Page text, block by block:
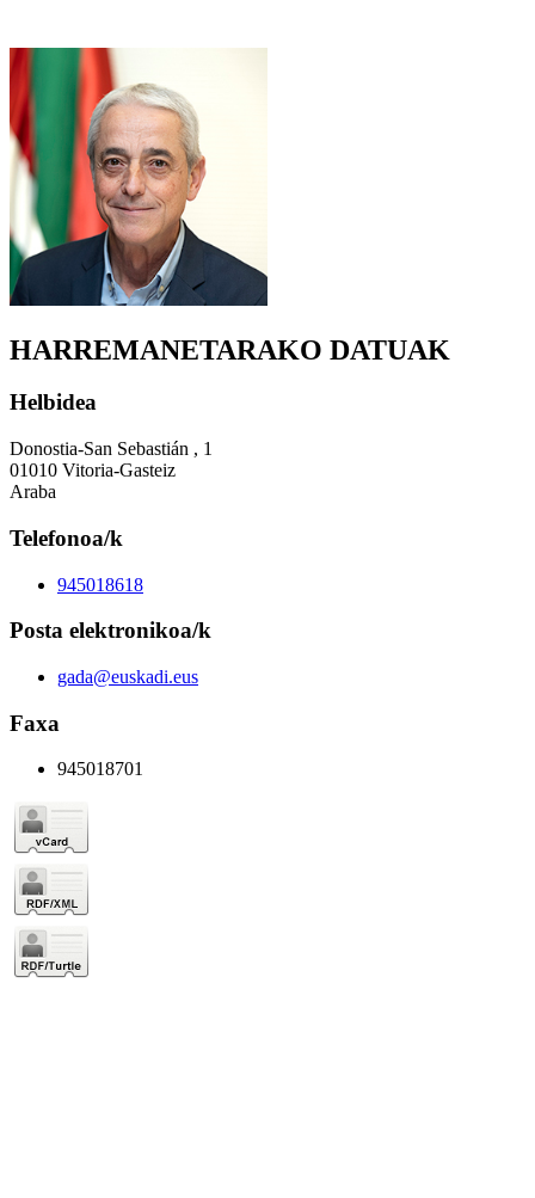
HARREMANETARAKO DATUAK
Helbidea
Donostia-San Sebastián , 1
01010 Vitoria-Gasteiz
Araba
Telefonoa/k
945018618
Posta elektronikoa/k
gada@euskadi.eus
Faxa
945018701